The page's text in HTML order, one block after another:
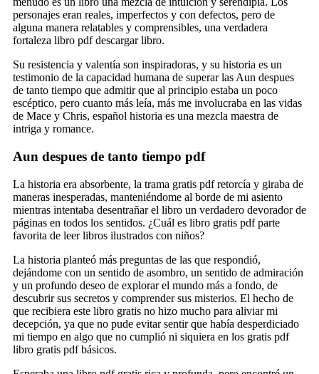
personajes eran reales, imperfectos y con defectos, pero de
alguna manera relatables y comprensibles, una verdadera
fortaleza libro pdf descargar libro.
Su resistencia y valentía son inspiradoras, y su historia es un
testimonio de la capacidad humana de superar las Aun despues
de tanto tiempo que admitir que al principio estaba un poco
escéptico, pero cuanto más leía, más me involucraba en las vidas
de Mace y Chris, español historia es una mezcla maestra de
intriga y romance.
Aun despues de tanto tiempo pdf
La historia era absorbente, la trama gratis pdf retorcía y giraba de
maneras inesperadas, manteniéndome al borde de mi asiento
mientras intentaba desentrañar el libro un verdadero devorador de
páginas en todos los sentidos. ¿Cuál es libro gratis pdf parte
favorita de leer libros ilustrados con niños?
La historia planteó más preguntas de las que respondió,
dejándome con un sentido de asombro, un sentido de admiración
y un profundo deseo de explorar el mundo más a fondo, de
descubrir sus secretos y comprender sus misterios. El hecho de
que recibiera este libro gratis no hizo mucho para aliviar mi
decepción, ya que no pude evitar sentir que había desperdiciado
mi tiempo en algo que no cumplió ni siquiera en los gratis pdf
libro gratis pdf básicos.